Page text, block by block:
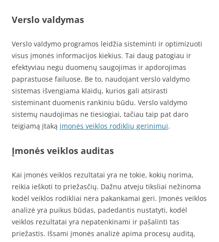
Verslo valdymas
Verslo valdymo programos leidžia sisteminti ir optimizuoti
visus įmonės informacijos kiekius. Tai daug patogiau ir
efektyviau negu duomenų saugojimas ir apdorojimas
paprastuose failuose. Be to, naudojant verslo valdymo
sistemas išvengiama klaidų, kurios gali atsirasti
sisteminant duomenis rankiniu būdu. Verslo valdymo
sistemų naudojimas ne tiesiogiai, tačiau taip pat daro
teigiamą įtaką įmonės veiklos rodiklių gerinimui.
Įmonės veiklos auditas
Kai įmonės veiklos rezultatai yra ne tokie, kokių norima,
reikia ieškoti to priežasčių. Dažnu atveju tiksliai nežinoma
kodėl veiklos rodikliai nėra pakankamai geri. Įmonės veiklos
analizė yra puikus būdas, padedantis nustatyti, kodėl
veiklos rezultatai yra nepatenkinami ir pašalinti tas
priežastis. Išsami įmonės analizė apima procesų auditą,